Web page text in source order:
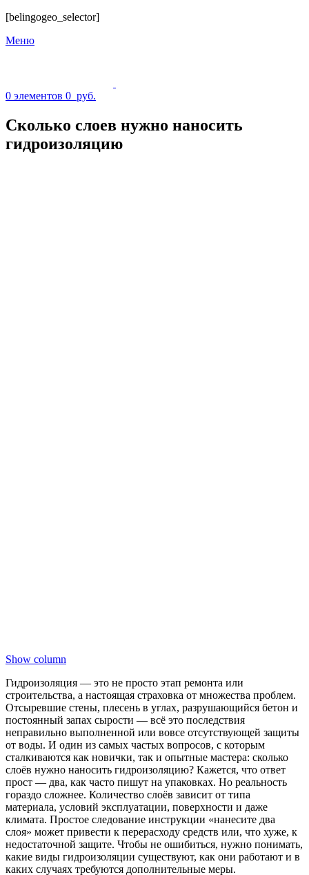
[belingogeo_selector]
Меню
0 элементов 0 руб.
Сколько слоев нужно наносить
гидроизоляцию
Show column
Гидроизоляция — это не просто этап ремонта или
строительства, а настоящая страховка от множества проблем.
Отсыревшие стены, плесень в углах, разрушающийся бетон и
постоянный запах сырости — всё это последствия
неправильно выполненной или вовсе отсутствующей защиты
от воды. И один из самых частых вопросов, с которым
сталкиваются как новички, так и опытные мастера: сколько
слоёв нужно наносить гидроизоляцию? Кажется, что ответ
прост — два, как часто пишут на упаковках. Но реальность
гораздо сложнее. Количество слоёв зависит от типа
материала, условий эксплуатации, поверхности и даже
климата. Простое следование инструкции «нанесите два
слоя» может привести к перерасходу средств или, что хуже, к
недостаточной защите. Чтобы не ошибиться, нужно понимать,
какие виды гидроизоляции существуют, как они работают и в
каких случаях требуются дополнительные меры.